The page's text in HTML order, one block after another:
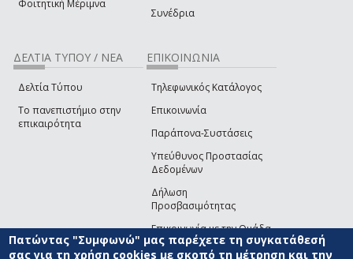
Φοιτητική Μέριμνα
Συνέδρια
ΔΕΛΤΙΑ ΤΥΠΟΥ / ΝΕΑ
Δελτία Τύπου
Το πανεπιστήμιο στην
επικαιρότητα
ΕΠΙΚΟΙΝΩΝΙΑ
Τηλεφωνικός Κατάλογος
Επικοινωνία
Παράπονα-Συστάσεις
Υπεύθυνος Προστασίας
Δεδομένων
Δήλωση
Προσβασιμότητας
Επικοινωνία με την Ομάδα
Ανάπτυξης του site(link sends e-mail)
Πατώντας "Συμφωνώ" μας παρέχετε τη συγκατάθεσή
σας για τη χρήση cookies με σκοπό τη μέτρηση και την